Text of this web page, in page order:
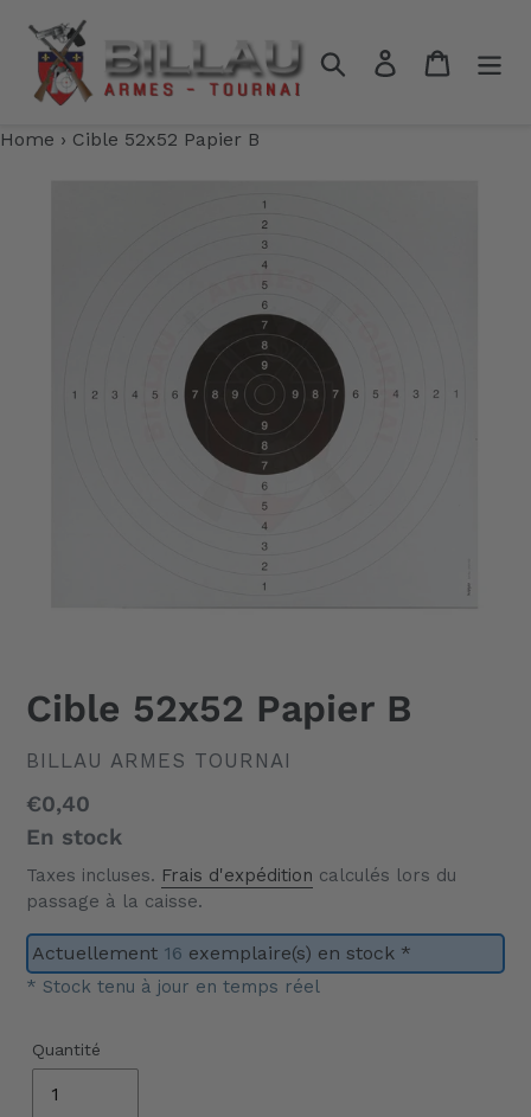
contenu
RechercherSe connecter
Panier
Home › Cible 52x52 Papier B
Cible 52x52 Papier B
DISTRIBUTEUR
BILLAU ARMES TOURNAI
Prix
normal
€0,40
En stock
Taxes incluses. Frais d'expédition calculés lors du
passage à la caisse.
Actuellement 16 exemplaire(s) en stock *
* Stock tenu à jour en temps réel
Quantité